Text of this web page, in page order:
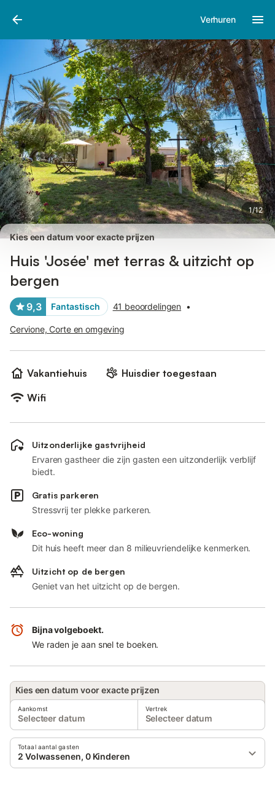
Verhuren
1/12
Afbeeldingen
Kies een datum voor exacte prijzen
Huis 'Josée' met terras & uitzicht op
bergen
9,3 Fantastisch 41 beoordelingen •
Cervione, Corte en omgeving
Vakantiehuis
Huisdier toegestaan
Wifi
Uitzonderlijke gastvrijheid
Ervaren gastheer die zijn gasten een uitzonderlijk verblijf
biedt.
Gratis parkeren
Stressvrij ter plekke parkeren.
Eco-woning
Dit huis heeft meer dan 8 milieuvriendelijke kenmerken.
Uitzicht op de bergen
Geniet van het uitzicht op de bergen.
Bijna volgeboekt.
We raden je aan snel te boeken.
Kies een datum voor exacte prijzen
Aankomst
Selecteer datum
Vertrek
Selecteer datum
Totaal aantal gasten
2 Volwassenen, 0 Kinderen